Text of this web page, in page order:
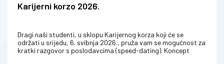
Karijerni korzo 2026.
Dragi naši studenti, u sklopu Karijernog korza koji će se
održati u srijedu, 6. svibnja 2026., pruža vam se mogućnost za
kratki razgovor s poslodavcima (speed-dating). Koncept